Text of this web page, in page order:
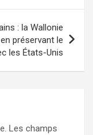
: la Wallonie
préservant le
les États-Unis
Les champs